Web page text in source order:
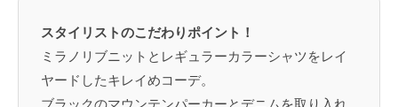
スタイリストのこだわりポイント！
ミラノリブニットとレギュラーカラーシャツをレイ
ヤードしたキレイめコーデ。